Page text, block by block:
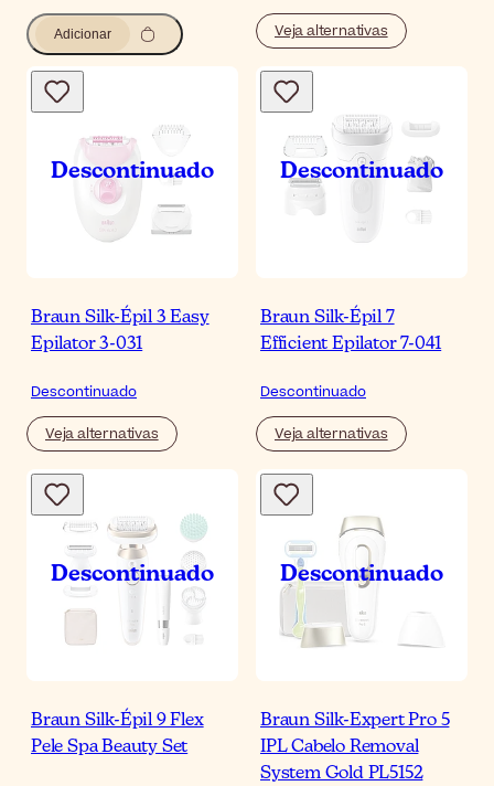
Adicionar Veja alternativas
Braun Silk-Épil 3 Easy
Epilator 3-031
Descontinuado
Veja alternativas
Braun Silk-Épil 7
Efficient Epilator 7-041
Descontinuado
Veja alternativas
Braun Silk-Épil 9 Flex
Pele Spa Beauty Set
Braun Silk-Expert Pro 5
IPL Cabelo Removal
System Gold PL5152